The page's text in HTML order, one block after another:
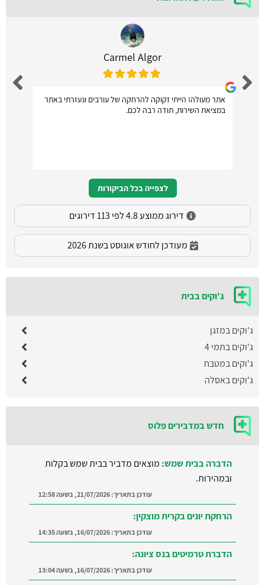
Carmel Algor
אתר מעולה! הייתי זקוקה להרחקה של עורבים ונעזרתי באתר
במציאת השירות, תודה רבה לכם.
לצפייה בכל הביקורות
דירוג ממוצע 4.8 לפי 113 דירוגים
מעודכן לחודש אוגוסט בשנת 2026
ג'וקים בבית
ג'וקים במזגן
ג'וקים בתמי 4
ג'וקים במטבח
ג'וקים באסלה
חדש במדבירים פלוס
הדברה בבית שמש: מוצאים מדביר בבית שמש בקלות
ובמהירות.
עודכן בתאריך:21/07/2026, בשעה 12:58
הרחקת יונים בקרית מוצקין:
עודכן בתאריך:16/07/2026, בשעה 14:35
הדברת טרמיטים בנס ציונה:
עודכן בתאריך:16/07/2026, בשעה 13:04